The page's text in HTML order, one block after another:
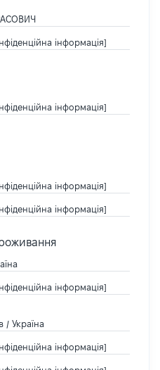
інформація]
інформація]
інформація]
інформація]
інформація]
/ Україна
інформація]